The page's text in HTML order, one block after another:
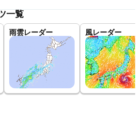
一覧
雨雲レーダー 風レーダー